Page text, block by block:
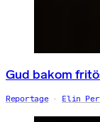
Gud bakom
Reportage Elin